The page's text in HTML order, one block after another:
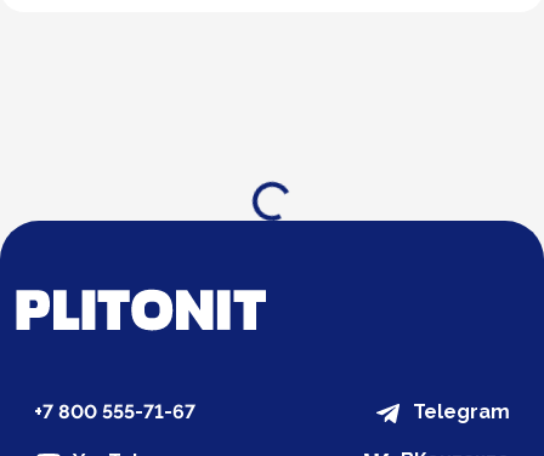
Загрузка...
+7 800 555-71-67 Telegram